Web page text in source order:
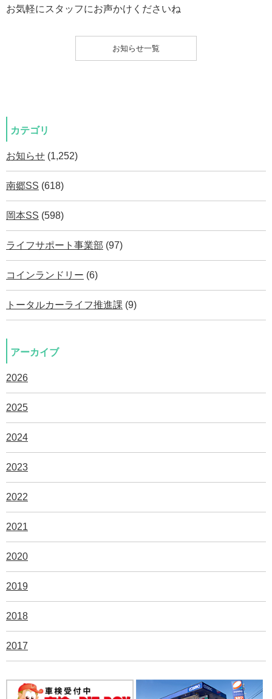
お気軽にスタッフにお声かけくださいね
お知らせ一覧
カテゴリ
お知らせ (1,252)
南郷SS (618)
岡本SS (598)
ライフサポート事業部 (97)
コインランドリー (6)
トータルカーライフ推進課 (9)
アーカイブ
2026
2025
2024
2023
2022
2021
2020
2019
2018
2017